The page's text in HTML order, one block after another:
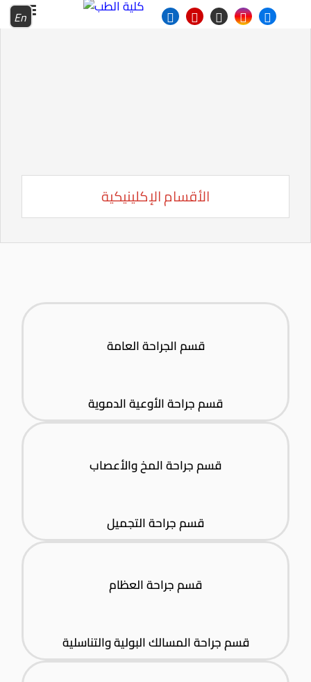
En
الأقسام الإكلينيكية
قسم الجراحة العامة
قسم جراحة الأوعية الدموية
قسم جراحة المخ والأعصاب
قسم جراحة التجميل
قسم جراحة العظام
قسم جراحة المسالك البولية والتناسلية